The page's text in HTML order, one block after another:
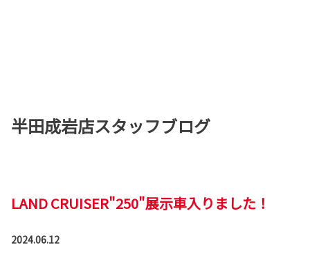
半田成岩店スタッフブログ
LAND CRUISER"250"展示車入りました！
2024.06.12